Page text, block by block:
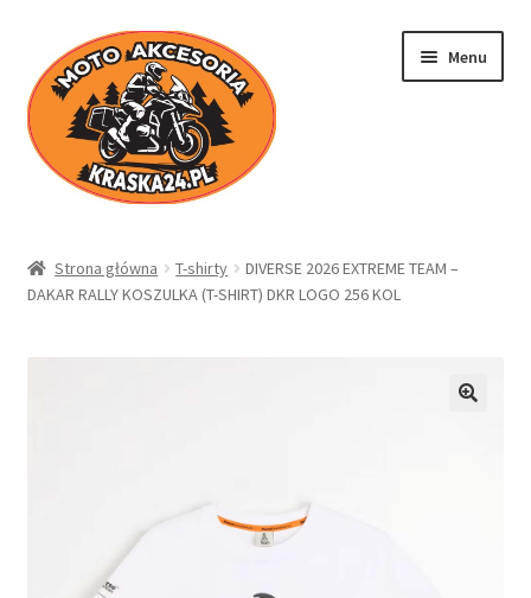
Przejdź
do
nawigacji
Przejdź
do
treści
Menu
Sklep
Koszyk
Polityka prywatności
Strona główna T-shirty
DIVERSE 2026 EXTREME TEAM –
DAKAR RALLY KOSZULKA (T-SHIRT) DKR LOGO 256 KOL